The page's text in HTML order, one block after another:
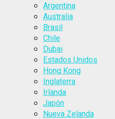
Argentina
Australia
Brasil
Chile
Dubai
Estados Unidos
Hong Kong
Inglaterra
Irlanda
Japón
Nueva Zelanda